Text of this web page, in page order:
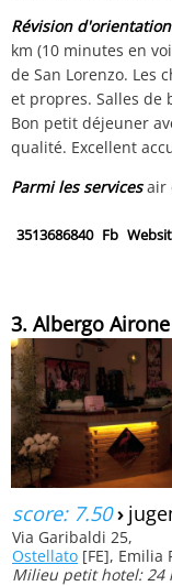
Révision
km (10 minutes en
de San Lorenzo. Les
et propres. Salles de
Bon petit déjeuner
qualité. Excellent
Parmi les servicesair
3513686840 Fb
3. Albergo Airone
score: 7.50›
Via Garibaldi 25,
Ostellato [FE], Emilia
Milieu petit hotel: 24